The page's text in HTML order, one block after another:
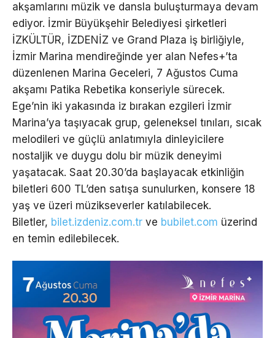
akşamlarını müzik ve dansla buluşturmaya devam
ediyor. İzmir Büyükşehir Belediyesi şirketleri
İZKÜLTÜR, İZDENİZ ve Grand Plaza iş birliğiyle,
İzmir Marina mendireğinde yer alan Nefes+’ta
düzenlenen Marina Geceleri, 7 Ağustos Cuma
akşamı Patika Rebetika konseriyle sürecek.
Ege’nin iki yakasında iz bırakan ezgileri İzmir
Marina’ya taşıyacak grup, geleneksel tınıları, sıcak
melodileri ve güçlü anlatımıyla dinleyicilere
nostaljik ve duygu dolu bir müzik deneyimi
yaşatacak. Saat 20.30’da başlayacak etkinliğin
biletleri 600 TL’den satışa sunulurken, konsere 18
yaş ve üzeri müzikseverler katılabilecek.
Biletler, bilet.izdeniz.com.tr ve bubilet.com üzerind
en temin edilebilecek.